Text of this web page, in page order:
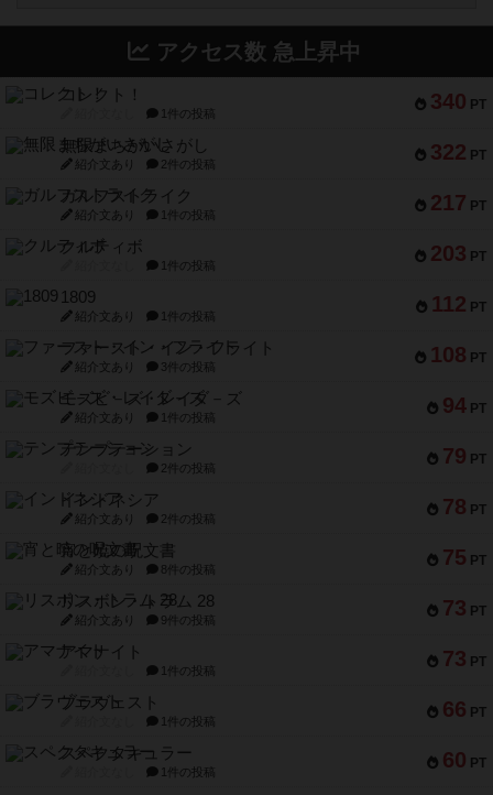
アクセス数 急上昇中
340 PT
コレクト！
1件の投稿
322 PT
無限まちがいさがし
紹介文あり 2件の投稿
217 PT
ガルフストライク
紹介文あり 1件の投稿
203 PT
クルティボ
1件の投稿
112 PT
1809
紹介文あり 1件の投稿
108 PT
ファースト・イン・フライト
紹介文あり 3件の投稿
94 PT
モズビ－ズ・レイダ－ズ
紹介文あり 1件の投稿
79 PT
テンプテーション
2件の投稿
78 PT
インドネシア
紹介文あり 2件の投稿
75 PT
宵と暁の呪文書
紹介文あり 8件の投稿
73 PT
リスボン・トラム 28
紹介文あり 9件の投稿
73 PT
アマナイト
1件の投稿
66 PT
ブラヴェスト
1件の投稿
60 PT
スペクタキュラー
1件の投稿